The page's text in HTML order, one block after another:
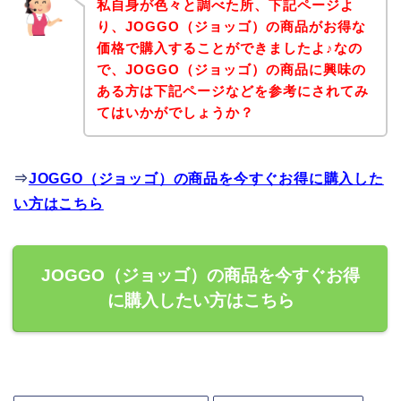
私自身が色々と調べた所、下記ページよ
り、JOGGO（ジョッゴ）の商品がお得な
価格で購入することができましたよ♪なの
で、JOGGO（ジョッゴ）の商品に興味の
ある方は下記ページなどを参考にされてみ
てはいかがでしょうか？
⇒JOGGO（ジョッゴ）の商品を今すぐお得に購入した
い方はこちら
JOGGO（ジョッゴ）の商品を今すぐお得
に購入したい方はこちら